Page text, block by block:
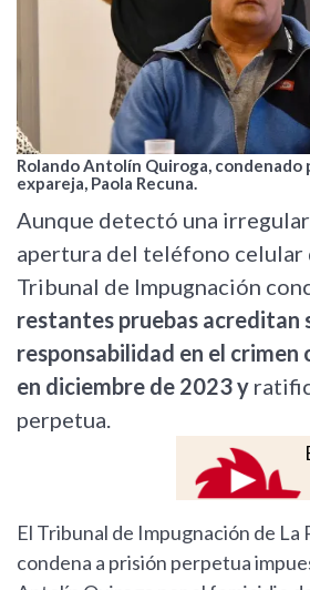
Rolando Antolín Quiroga, condenado
expareja, Paola Recuna.
Aunque detectó una
apertura del teléfono celular
Tribunal de Impugnación
restantes pruebas acreditan
responsabilidad en el crimen
en diciembre de 2023 y
perpetua.
El Tribunal de Impugnación de La
condena a prisión perpetua